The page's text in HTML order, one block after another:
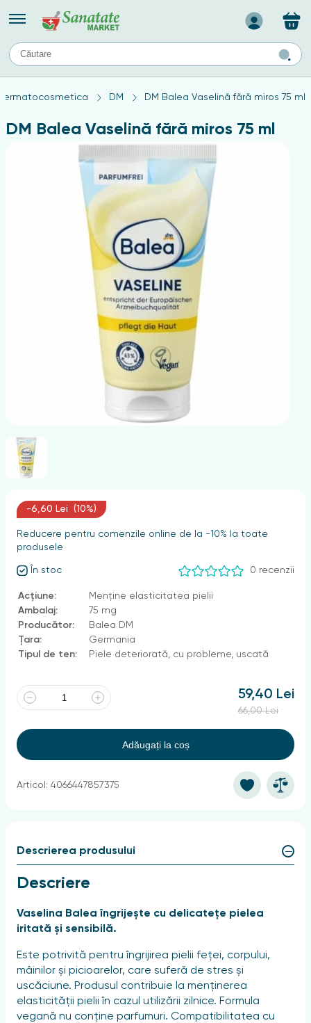
Назад
TIPURI DE TEN
Produse pentru ten mixt
Ten problematic
Produse pentru ten gras
Produse pentru ten sensibil
DM DM Balea Vaselină fără miros 75 ml
DM Balea Vaselină fără miros 75 ml
-6,60 Lei (10%)
Reducere pentru comenzile online de la -10% la toate
produsele
În stoc 0 recenzii
Acțiune:
Menține elasticitatea pielii
Ambalaj:
75 mg
Producător:
Balea DM
Țara:
Germania
Tipul de ten:
Piele deteriorată, cu probleme, uscată
59,40 Lei
66,00 Lei
Adăugați la coș
Articol: 4066447857375
Descrierea produsului
Descriere
Vaselina Balea îngrijește cu delicatețe pielea
iritată și sensibilă.
Este potrivită pentru îngrijirea pielii feței, corpului,
mâinilor și picioarelor, care suferă de stres și
uscăciune. Produsul contribuie la menținerea
elasticității pielii în cazul utilizării zilnice. Formula
vegană nu conține parfumuri. Compatibilitatea cu